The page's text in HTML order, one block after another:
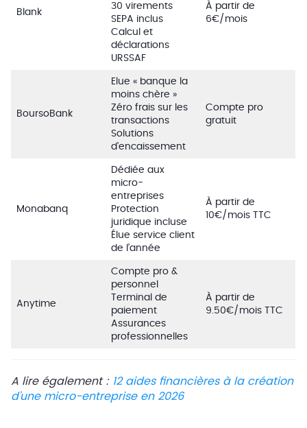
Blank
30 virements
SEPA inclus
Calcul et
déclarations
URSSAF
À partir de
6€/mois
BoursoBank
Elue « banque la
moins chère »
Zéro frais sur les
transactions
Solutions
d’encaissement
Compte pro
gratuit
Monabanq
Dédiée aux
micro-
entreprises
Protection
juridique incluse
Élue service client
de l’année
À partir de
10€/mois TTC
Anytime
Compte pro &
personnel
Terminal de
paiement
Assurances
professionnelles
À partir de
9.50€/mois TTC
A lire également : 12 aides financières à la création
d’une micro-entreprise en 2026